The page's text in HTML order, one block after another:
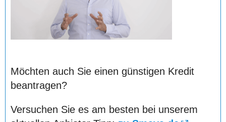
Möchten auch Sie einen günstigen Kredit
beantragen?
Versuchen Sie es am besten bei unserem